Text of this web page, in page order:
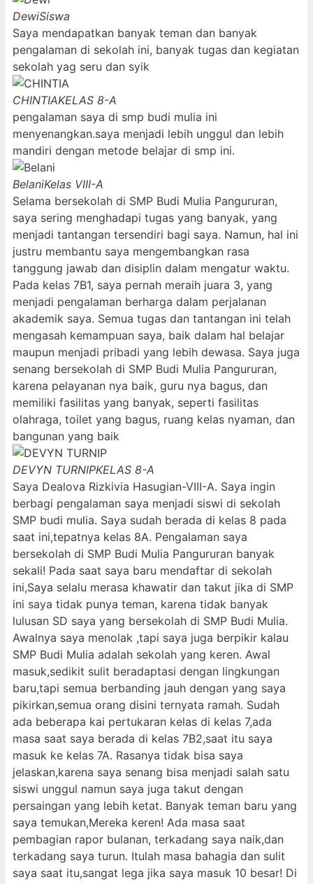
DewiSiswa
Saya mendapatkan banyak teman dan banyak
pengalaman di sekolah ini, banyak tugas dan kegiatan
sekolah yag seru dan syik
CHINTIAKELAS 8-A
pengalaman saya di smp budi mulia ini
menyenangkan.saya menjadi lebih unggul dan lebih
mandiri dengan metode belajar di smp ini.
BelaniKelas VIII-A
Selama bersekolah di SMP Budi Mulia Pangururan,
saya sering menghadapi tugas yang banyak, yang
menjadi tantangan tersendiri bagi saya. Namun, hal ini
justru membantu saya mengembangkan rasa
tanggung jawab dan disiplin dalam mengatur waktu.
Pada kelas 7B1, saya pernah meraih juara 3, yang
menjadi pengalaman berharga dalam perjalanan
akademik saya. Semua tugas dan tantangan ini telah
mengasah kemampuan saya, baik dalam hal belajar
maupun menjadi pribadi yang lebih dewasa. Saya juga
senang bersekolah di SMP Budi Mulia Pangururan,
karena pelayanan nya baik, guru nya bagus, dan
memiliki fasilitas yang banyak, seperti fasilitas
olahraga, toilet yang bagus, ruang kelas nyaman, dan
bangunan yang baik
DEVYN TURNIPKELAS 8-A
Saya Dealova Rizkivia Hasugian-VIII-A. Saya ingin
berbagi pengalaman saya menjadi siswi di sekolah
SMP budi mulia. Saya sudah berada di kelas 8 pada
saat ini,tepatnya kelas 8A. Pengalaman saya
bersekolah di SMP Budi Mulia Pangururan banyak
sekali! Pada saat saya baru mendaftar di sekolah
ini,Saya selalu merasa khawatir dan takut jika di SMP
ini saya tidak punya teman, karena tidak banyak
lulusan SD saya yang bersekolah di SMP Budi Mulia.
Awalnya saya menolak ,tapi saya juga berpikir kalau
SMP Budi Mulia adalah sekolah yang keren. Awal
masuk,sedikit sulit beradaptasi dengan lingkungan
baru,tapi semua berbanding jauh dengan yang saya
pikirkan,semua orang disini ternyata ramah. Sudah
ada beberapa kai pertukaran kelas di kelas 7,ada
masa saat saya berada di kelas 7B2,saat itu saya
masuk ke kelas 7A. Rasanya tidak bisa saya
jelaskan,karena saya senang bisa menjadi salah satu
siswi unggul namun saya juga takut dengan
persaingan yang lebih ketat. Banyak teman baru yang
saya temukan,Mereka keren! Ada masa saat
pembagian rapor bulanan, terkadang saya naik,dan
terkadang saya turun. Itulah masa bahagia dan sulit
saya saat itu,sangat lega jika saya masuk 10 besar! Di